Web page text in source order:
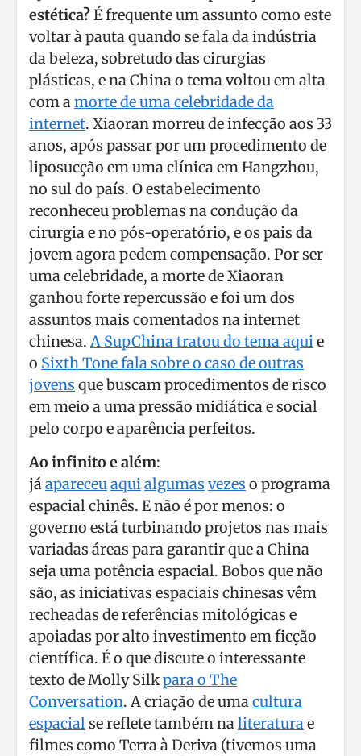
estética?É frequente um assunto como este
voltar à pauta quando se fala da indústria
da beleza, sobretudo das cirurgias
plásticas, e na China o tema voltou em alta
com amorte de uma celebridade da
internet. Xiaoran morreu de infecção aos 33
anos, após passar por um procedimento de
liposucção em uma clínica em Hangzhou,
no sul do país. O estabelecimento
reconheceu problemas na condução da
cirurgia e no pós-operatório, e os pais da
jovem agora pedem compensação. Por ser
uma celebridade, a morte de Xiaoran
ganhou forte repercussão e foi um dos
assuntos mais comentados na internet
chinesa.A SupChina tratou do tema aquie
o Sixth Tone fala sobre o caso de outras
jovens que buscam procedimentos de risco
em meio a uma pressão midiática e social
pelo corpo e aparência perfeitos.
Ao infinito e além:
jáapareceuaquialgumas vezes o programa
espacial chinês. E não é por menos: o
governo está turbinando projetos nas mais
variadas áreas para garantir que a China
seja uma potência espacial. Bobos que não
são, as iniciativas espaciais chinesas vêm
recheadas de referências mitológicas e
apoiadas por alto investimento em ficção
científica. É o que discute o interessante
texto de Molly Silkpara o The
Conversation. A criação de umacultura
espacialse reflete também naliteraturae
filmes como Terra à Deriva (tivemos uma